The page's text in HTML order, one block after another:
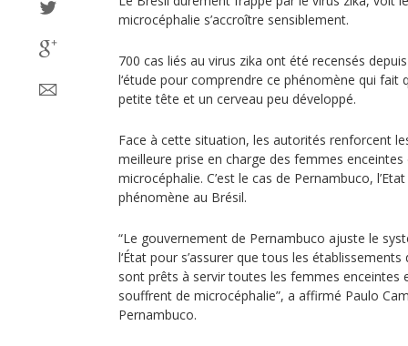
microcéphalie s’accroître sensiblement.
700 cas liés au virus zika ont été recensés
l‘étude pour comprendre ce phénomène qui fait
petite tête et un cerveau peu développé.
Face à cette situation, les autorités renforcent
meilleure prise en charge des femmes
microcéphalie. C’est le cas de Pernambuco,
phénomène au Brésil.
“Le gouvernement de Pernambuco ajuste le
l‘État pour s’assurer que tous les
sont prêts à servir toutes les femmes enceintes
souffrent de microcéphalie”, a affirmé Paulo
Pernambuco.